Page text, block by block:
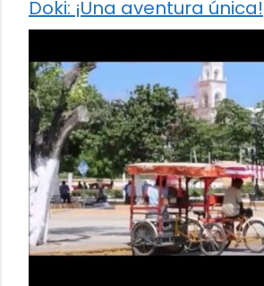
Doki: ¡Una aventura única!